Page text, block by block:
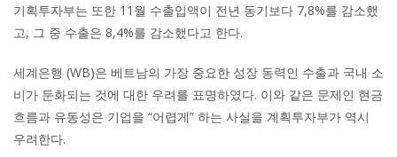
기획투자부는 또한 11월 수출입액이 전년 동기보다 7,8%를 감소했
고, 그 중 수출은 8,4%를 감소했다고 한다.
세계은행 (WB)은 베트남의 가장 중요한 성장 동력인 수출과 국내 소
비가 둔화되는 것에 대한 우려를 표명하였다. 이와 같은 문제인 현금
흐름과 유동성은 기업을 “어렵게” 하는 사실을 계획투자부가 역시
우려한다.